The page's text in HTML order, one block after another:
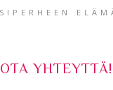
OTA YHTEYTTÄ!